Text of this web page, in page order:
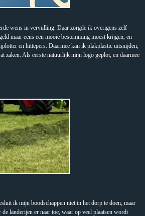
wens in vervulling. Daar zorgde ik overigens zelf
maar eens een mooie bestemming moest krijgen, en
en hittepers. Daarmee kan ik plakplastic uitsnijden,
zaken. Als eerste natuurlijk mijn logo geplot, en daarmee
ik mijn boodschappen niet in het dorp te doen, maar
landerijen er naar toe, waar op veel plaatsen wordt